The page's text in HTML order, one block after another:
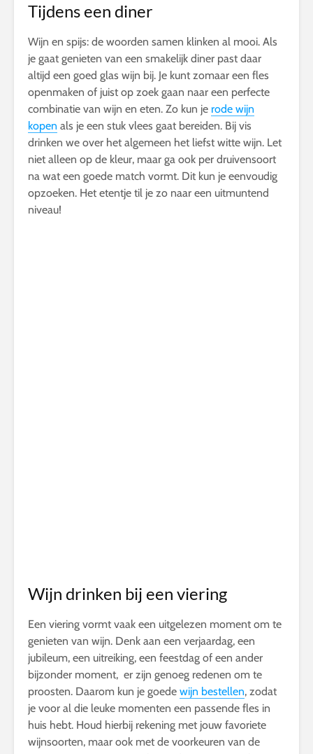
Tijdens een diner
Wijn en spijs: de woorden samen klinken al mooi. Als
je gaat genieten van een smakelijk diner past daar
altijd een goed glas wijn bij. Je kunt zomaar een fles
openmaken of juist op zoek gaan naar een perfecte
combinatie van wijn en eten. Zo kun je rode wijn
kopen als je een stuk vlees gaat bereiden. Bij vis
drinken we over het algemeen het liefst witte wijn. Let
niet alleen op de kleur, maar ga ook per druivensoort
na wat een goede match vormt. Dit kun je eenvoudig
opzoeken. Het etentje til je zo naar een uitmuntend
niveau!
Wijn drinken bij een viering
Een viering vormt vaak een uitgelezen moment om te
genieten van wijn. Denk aan een verjaardag, een
jubileum, een uitreiking, een feestdag of een ander
bijzonder moment, er zijn genoeg redenen om te
proosten. Daarom kun je goede wijn bestellen, zodat
je voor al die leuke momenten een passende fles in
huis hebt. Houd hierbij rekening met jouw favoriete
wijnsoorten, maar ook met de voorkeuren van de